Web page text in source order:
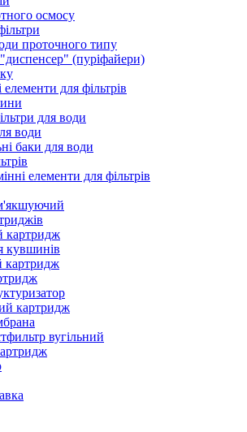
осмосу
проточного типу
(пуріфайери)
для фільтрів
для води
води
баки для води
елементи для фільтрів
картридж
кувшинів
картридж
картридж
вугільний